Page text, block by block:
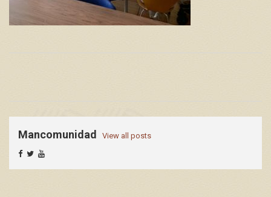
Mancomunidad View all posts